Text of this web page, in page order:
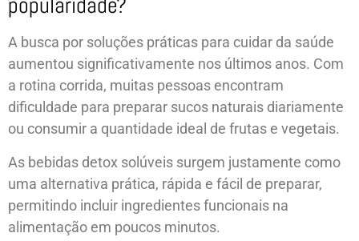
A busca por soluções práticas para cuidar da saúde
aumentou significativamente nos últimos anos. Com
a rotina corrida, muitas pessoas encontram
dificuldade para preparar sucos naturais diariamente
ou consumir a quantidade ideal de frutas e vegetais.
As bebidas detox solúveis surgem justamente como
uma alternativa prática, rápida e fácil de preparar,
permitindo incluir ingredientes funcionais na
alimentação em poucos minutos.